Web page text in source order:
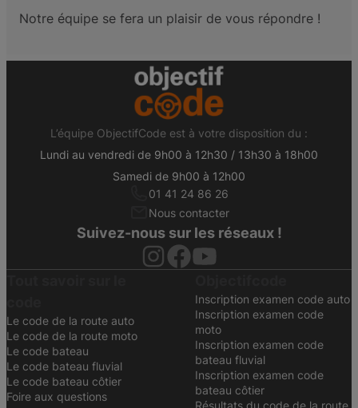
Notre équipe se fera un plaisir de vous répondre !
L’équipe ObjectifCode est à votre disposition du :
Lundi au vendredi de 9h00 à 12h30 / 13h30 à 18h00
Samedi de 9h00 à 12h00
01 41 24 86 26
Nous contacter
Suivez-nous sur les réseaux !
Le code de la route auto
Le code de la route moto
Le code bateau
Le code bateau fluvial
Le code bateau côtier
Foire aux questions
Inscription examen code auto
Inscription examen code
moto
Inscription examen code
bateau fluvial
Inscription examen code
bateau côtier
Résultats du code de la route